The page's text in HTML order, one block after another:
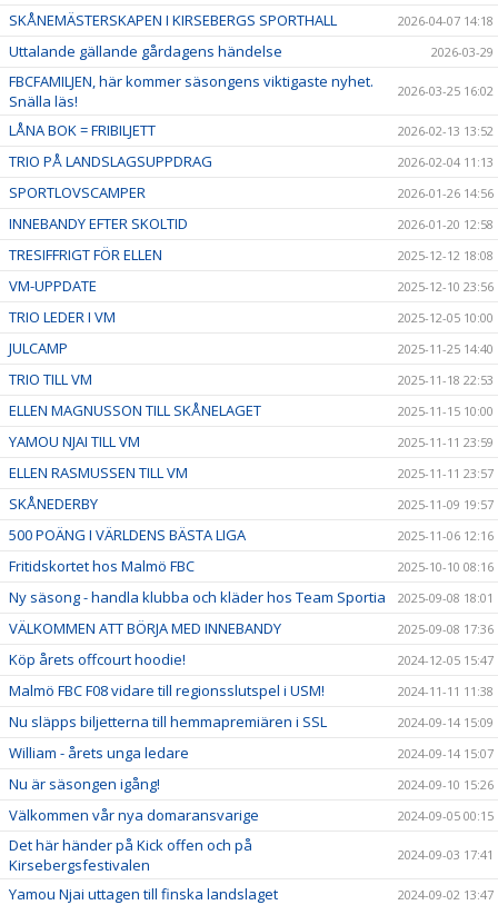
SKÅNEMÄSTERSKAPEN I KIRSEBERGS SPORTHALL 2026-04-07 14:18
Uttalande gällande gårdagens händelse 2026-03-29
FBCFAMILJEN, här kommer säsongens viktigaste nyhet.
Snälla läs!
2026-03-25 16:02
LÅNA BOK = FRIBILJETT 2026-02-13 13:52
TRIO PÅ LANDSLAGSUPPDRAG 2026-02-04 11:13
SPORTLOVSCAMPER 2026-01-26 14:56
INNEBANDY EFTER SKOLTID 2026-01-20 12:58
TRESIFFRIGT FÖR ELLEN 2025-12-12 18:08
VM-UPPDATE 2025-12-10 23:56
TRIO LEDER I VM 2025-12-05 10:00
JULCAMP 2025-11-25 14:40
TRIO TILL VM 2025-11-18 22:53
ELLEN MAGNUSSON TILL SKÅNELAGET 2025-11-15 10:00
YAMOU NJAI TILL VM 2025-11-11 23:59
ELLEN RASMUSSEN TILL VM 2025-11-11 23:57
SKÅNEDERBY 2025-11-09 19:57
500 POÄNG I VÄRLDENS BÄSTA LIGA 2025-11-06 12:16
Fritidskortet hos Malmö FBC 2025-10-10 08:16
Ny säsong - handla klubba och kläder hos Team Sportia 2025-09-08 18:01
VÄLKOMMEN ATT BÖRJA MED INNEBANDY 2025-09-08 17:36
Köp årets offcourt hoodie! 2024-12-05 15:47
Malmö FBC F08 vidare till regionsslutspel i USM! 2024-11-11 11:38
Nu släpps biljetterna till hemmapremiären i SSL 2024-09-14 15:09
William - årets unga ledare 2024-09-14 15:07
Nu är säsongen igång! 2024-09-10 15:26
Välkommen vår nya domaransvarige 2024-09-05 00:15
Det här händer på Kick offen och på
Kirsebergsfestivalen
2024-09-03 17:41
Yamou Njai uttagen till finska landslaget 2024-09-02 13:47